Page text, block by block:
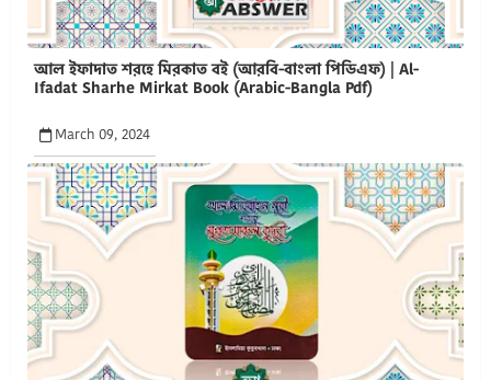
আল ইফাদাত শরহে মিরকাত বই (আরবি-বাংলা পিডিএফ) | Al-
Ifadat Sharhe Mirkat Book (Arabic-Bangla Pdf)
March 09, 2024